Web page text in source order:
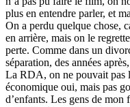
plus en entendre parler, et
On a perdu quelque chose,
en arrière, mais on le
perte. Comme dans un
séparation, des années
La RDA, on ne pouvait pas
économique oui, mais pas
d’enfants. Les gens de